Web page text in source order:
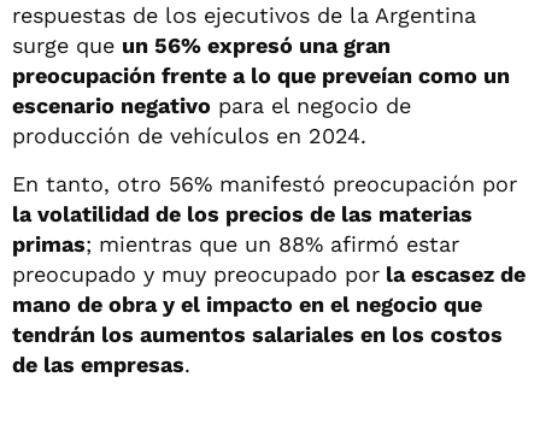
respuestas de los ejecutivos de la Argentina
surge que un 56% expresó una gran
preocupación frente a lo que preveían como un
escenario negativo para el negocio de
producción de vehículos en 2024.
En tanto, otro 56% manifestó preocupación por
la volatilidad de los precios de las materias
primas; mientras que un 88% afirmó estar
preocupado y muy preocupado por la escasez de
mano de obra y el impacto en el negocio que
tendrán los aumentos salariales en los costos
de las empresas.